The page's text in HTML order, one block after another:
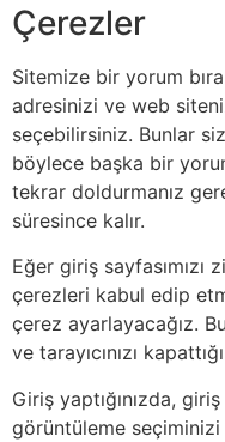
Çerezler
Sitemize bir yorum
adresinizi ve web
seçebilirsiniz. Bunlar
böylece başka bir
tekrar doldurmanız
süresince kalır.
Eğer giriş sayfasımızı
çerezleri kabul edip
çerez ayarlayacağız.
ve tarayıcınızı
Giriş yaptığınızda,
görüntüleme